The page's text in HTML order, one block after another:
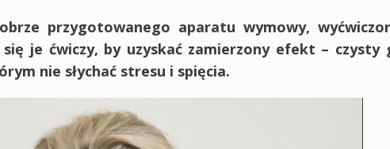
przygotowanego aparatu wymowy,
je ćwiczy, by uzyskać zamierzony efekt – czysty
nie słychać stresu i spięcia.